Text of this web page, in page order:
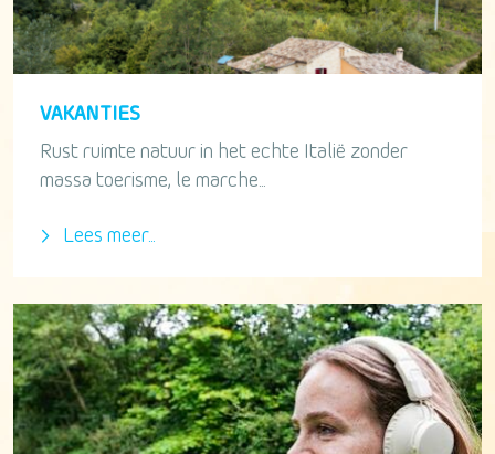
VAKANTIES
Rust ruimte natuur in het echte Italië zonder
massa toerisme, le marche...
Lees meer...